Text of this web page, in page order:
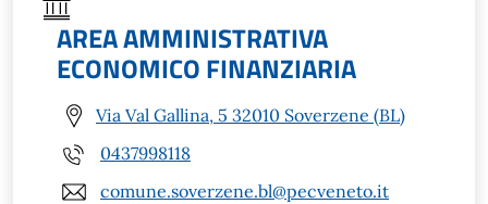
AREA AMMINISTRATIVA
ECONOMICO FINANZIARIA
Via Val Gallina, 5 32010 Soverzene (BL)
0437998118
comune.soverzene.bl@pecveneto.it